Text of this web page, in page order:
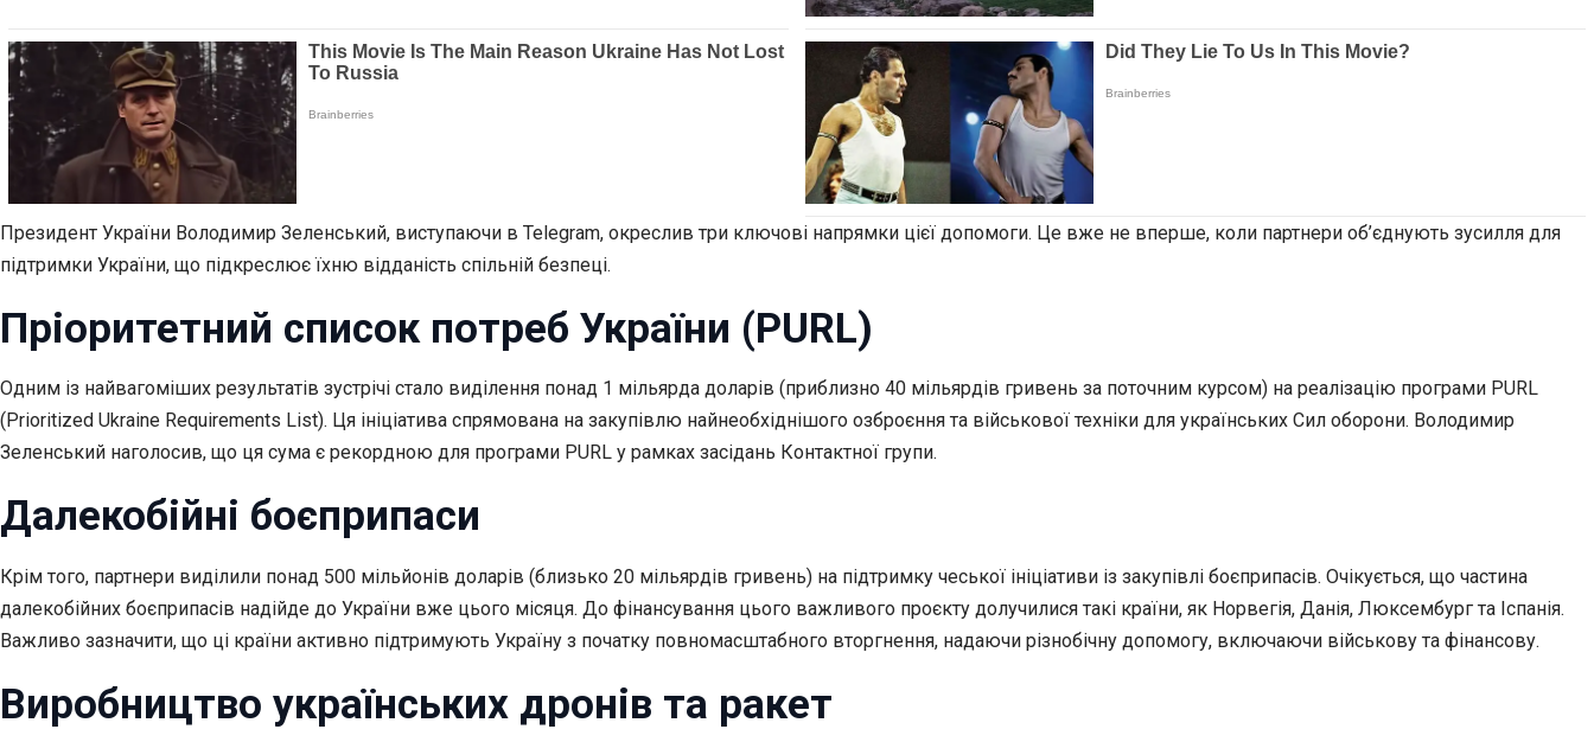
Президент України Володимир Зеленський, виступаючи в Telegram, окреслив три ключові напрямки цієї допомоги. Це вже не вперше, коли партнери об’єднують зусилля для
підтримки України, що підкреслює їхню відданість спільній безпеці.
Пріоритетний список потреб України (PURL)
Одним із найвагоміших результатів зустрічі стало виділення понад 1 мільярда доларів (приблизно 40 мільярдів гривень за поточним курсом) на реалізацію програми PURL
(Prioritized Ukraine Requirements List). Ця ініціатива спрямована на закупівлю найнеобхіднішого озброєння та військової техніки для українських Сил оборони. Володимир
Зеленський наголосив, що ця сума є рекордною для програми PURL у рамках засідань Контактної групи.
Далекобійні боєприпаси
Крім того, партнери виділили понад 500 мільйонів доларів (близько 20 мільярдів гривень) на підтримку чеської ініціативи із закупівлі боєприпасів. Очікується, що частина
далекобійних боєприпасів надійде до України вже цього місяця. До фінансування цього важливого проєкту долучилися такі країни, як Норвегія, Данія, Люксембург та Іспанія.
Важливо зазначити, що ці країни активно підтримують Україну з початку повномасштабного вторгнення, надаючи різнобічну допомогу, включаючи військову та фінансову.
Виробництво українських дронів та ракет